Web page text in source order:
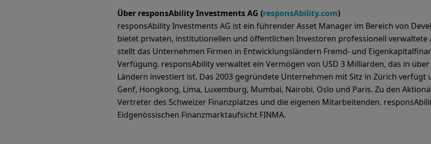
Über responsAbility Investments AG (responsAbility.com)
responsAbility Investments AG ist ein führender Asset Manager im Bereich von
bietet privaten, institutionellen und öffentlichen Investoren professionell verwaltete
stellt das Unternehmen Firmen in Entwicklungsländern Fremd- und
Verfügung. responsAbility verwaltet ein Vermögen von USD 3 Milliarden, das in
Ländern investiert ist. Das 2003 gegründete Unternehmen mit Sitz in Zürich verfügt
Genf, Hongkong, Lima, Luxemburg, Mumbai, Nairobi, Oslo und Paris. Zu den
Vertreter des Schweizer Finanzplatzes und die eigenen Mitarbeitenden.
Eidgenössischen Finanzmarktaufsicht FINMA.